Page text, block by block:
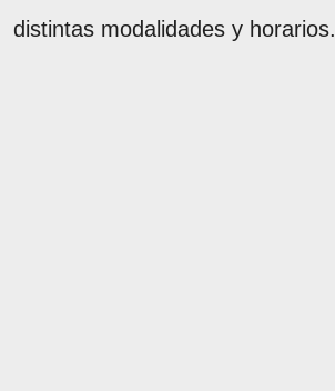
distintas modalidades y horarios.